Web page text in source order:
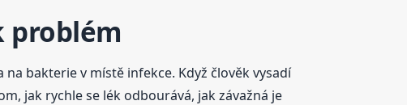
problém
bakterie v místě infekce. Když člověk vysadí
jak rychle se lék odbourává, jak závažná je